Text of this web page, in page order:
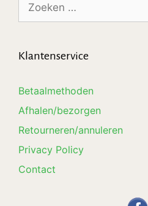
naar:
Klantenservice
Betaalmethoden
Afhalen/bezorgen
Retourneren/annuleren
Privacy Policy
Contact